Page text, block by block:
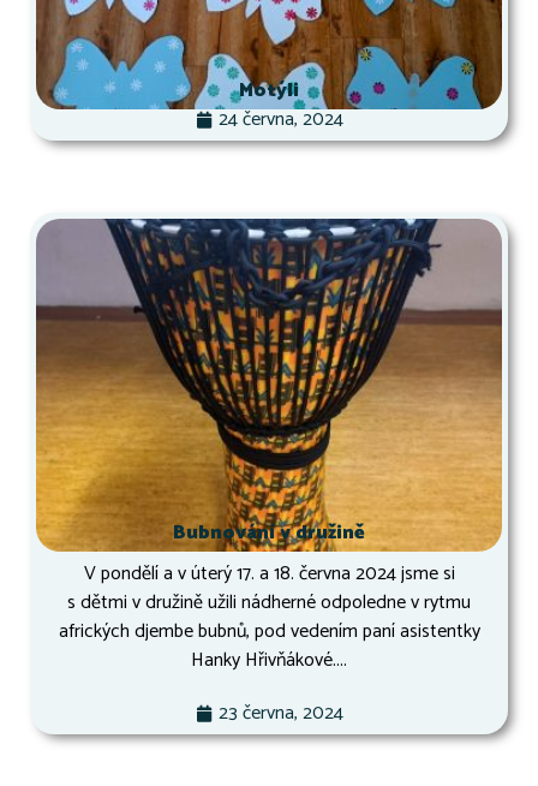
Motýli
24 června, 2024
Bubnování v družině
V pondělí a v úterý 17. a 18. června 2024 jsme si
s dětmi v družině užili nádherné odpoledne v rytmu
afrických djembe bubnů, pod vedením paní asistentky
Hanky Hřivňákové....
23 června, 2024